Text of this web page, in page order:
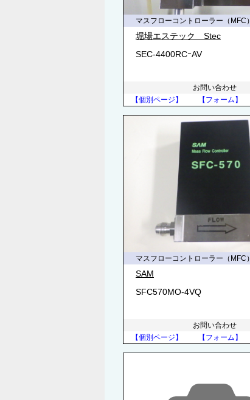
マスフローコントローラー（MFC）
堀場エステック Stec
SEC-4400RCｰAV
お問い合わせ
【個別ページ】
【フォーム】
マスフローコントローラー（MFC）
SAM
SFC570MO-4VQ
お問い合わせ
【個別ページ】
【フォーム】